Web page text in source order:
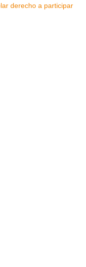
derecho a participar